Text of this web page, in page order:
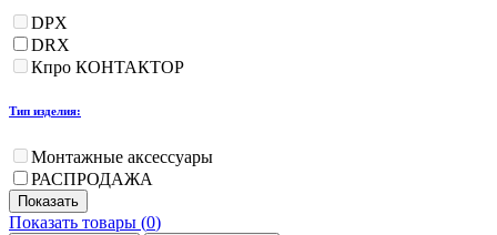
DPX
DRX
Кпро КОНТАКТОР
Тип изделия:
Монтажные аксессуары
РАСПРОДАЖА
Показать товары (0)